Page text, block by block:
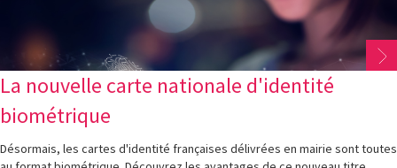
La nouvelle carte nationale d'identité
biométrique
Désormais, les cartes d'identité françaises délivrées en mairie sont toutes